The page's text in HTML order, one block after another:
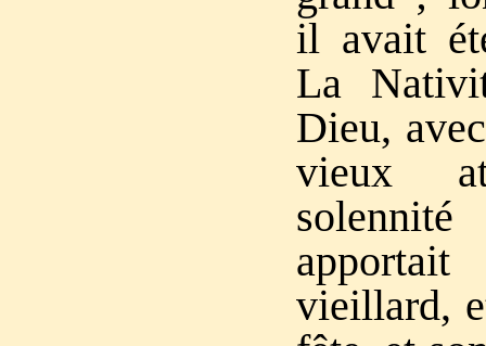
il avait
La
Dieu,
vieux
vieillard,